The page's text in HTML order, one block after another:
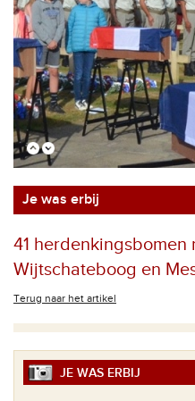
Je was erbij
41 herdenkingsbomen
Wijtschateboog en
Terug naar het artikel
JE WAS ERBIJ